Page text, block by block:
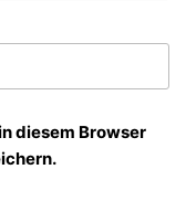
diesem Browser